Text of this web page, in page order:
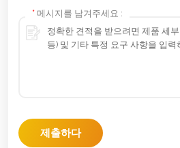
* 메시지를 남겨주세요 :
제출하다